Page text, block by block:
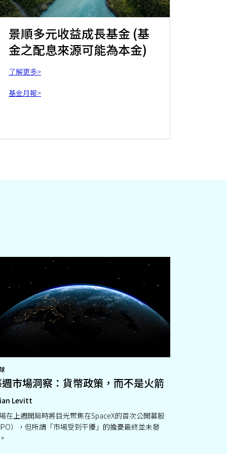
景順多元收益成長基金 (基
金之配息來源可能為本金)
了解更多>
基金月報>
市場洞察：貨幣政策，而不是火箭
Levitt
在上週開局時將目光聚焦在SpaceX的首次公開募股
IPO），但所謂「市場受到干擾」的擔憂最終並未發